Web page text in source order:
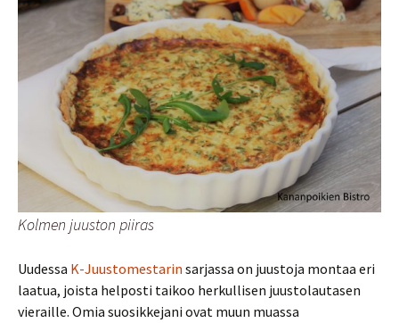
Kolmen juuston piiras
Uudessa K-Juustomestarin sarjassa on juustoja montaa eri
laatua, joista helposti taikoo herkullisen juustolautasen
vieraille. Omia suosikkejani ovat muun muassa